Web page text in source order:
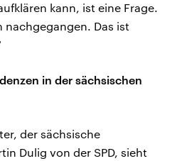
kann, ist eine Frage.
Das ist
in der sächsischen
der sächsische
Dulig von der SPD, sieht